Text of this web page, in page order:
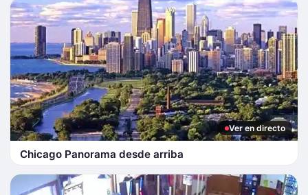
Ver en directo
Chicago Panorama desde arriba